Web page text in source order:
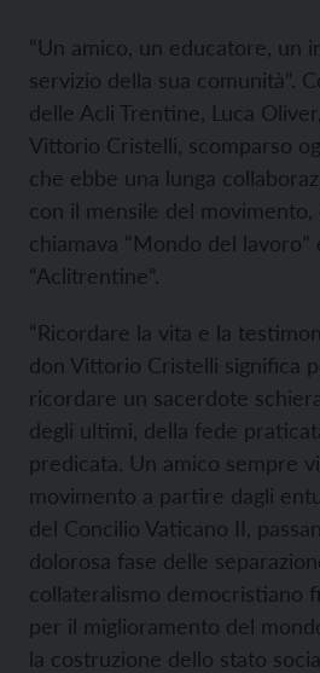
“Un amico, un educatore, un
servizio della sua comunità”.
delle Acli Trentine, Luca
Vittorio Cristelli, scomparso
che ebbe una lunga
con il mensile del movimento,
chiamava “Mondo del lavoro”
“Aclitrentine”.
“Ricordare la vita e la
don Vittorio Cristelli significa
ricordare un sacerdote
degli ultimi, della fede
predicata. Un amico sempre
movimento a partire dagli
del Concilio Vaticano II,
dolorosa fase delle
collateralismo democristiano
per il miglioramento del
la costruzione dello stato